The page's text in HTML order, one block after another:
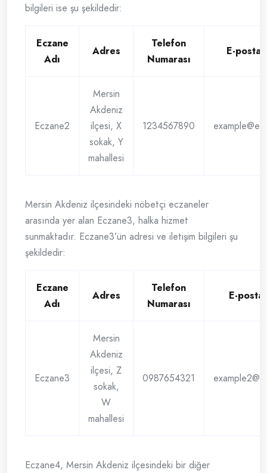
bilgileri ise şu şekildedir:
Eczane
Adı
Adres
Telefon
Numarası
E-posta
Eczane2
Mersin
Akdeniz
ilçesi, X
sokak, Y
mahallesi
1234567890
Mersin Akdeniz ilçesindeki nöbetçi eczaneler
arasında yer alan Eczane3, halka hizmet
sunmaktadır. Eczane3’ün adresi ve iletişim bilgileri şu
şekildedir:
Eczane
Adı
Adres
Telefon
Numarası
E-
Eczane3
Mersin
Akdeniz
ilçesi, Z
sokak,
W
mahallesi
0987654321
Eczane4, Mersin Akdeniz ilçesindeki bir diğer